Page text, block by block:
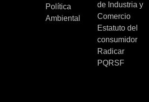
Política
Ambiental
de Industria y
Comercio
Estatuto del
consumidor
Radicar
PQRSF